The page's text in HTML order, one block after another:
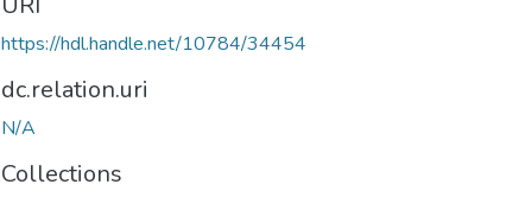
https://hdl.handle.net/10784/34454
dc.relation.uri
N/A
Collections